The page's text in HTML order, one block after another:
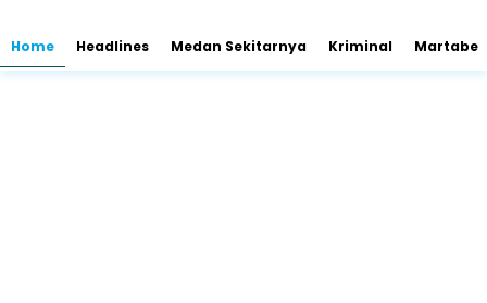
Home Headlines Medan Sekitarnya Kriminal Martabe